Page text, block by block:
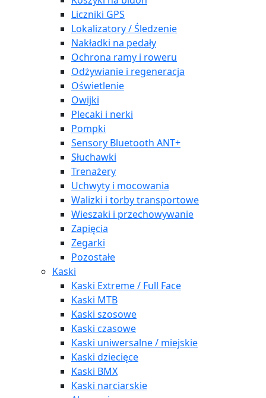
Liczniki GPS
Lokalizatory / Śledzenie
Nakładki na pedały
Ochrona ramy i roweru
Odżywianie i regeneracja
Oświetlenie
Owijki
Plecaki i nerki
Pompki
Sensory Bluetooth ANT+
Słuchawki
Trenażery
Uchwyty i mocowania
Walizki i torby transportowe
Wieszaki i przechowywanie
Zapięcia
Zegarki
Pozostałe
Kaski
Kaski Extreme / Full Face
Kaski MTB
Kaski szosowe
Kaski czasowe
Kaski uniwersalne / miejskie
Kaski dziecięce
Kaski BMX
Kaski narciarskie